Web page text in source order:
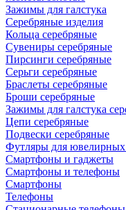
Зажимы для галстука
Серебряные изделия
Кольца серебряные
Сувениры серебряные
Пирсинги серебряные
Серьги серебряные
Браслеты серебряные
Броши серебряные
Зажимы для галстука
Цепи серебряные
Подвески серебряные
Футляры для
Смартфоны и гаджеты
Смартфоны и телефоны
Смартфоны
Телефоны